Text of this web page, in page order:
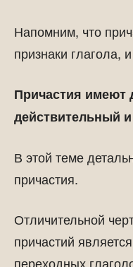
Напомним, что
признаки глагола,
Причастия имеют
действительный
В этой теме
причастия.
Отличительной
причастий
переходных